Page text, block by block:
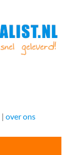
|over ons